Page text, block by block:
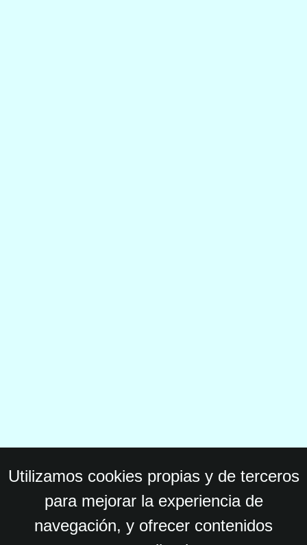
Utilizamos cookies propias y de terceros
para mejorar la experiencia de
navegación, y ofrecer contenidos